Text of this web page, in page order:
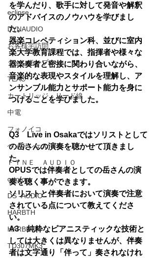
eclipse
DYNAUDIO
お客様宅訪問
ターンテーブル
TEAC
カートリッジ・リード線
中電
フォノイコ
ヘッドシェル
ＦＹＮＥ ＡＵＤＩＯ
ortofon
DS -AUDIO
HARBTH
HARBETH
TD307MK3
を学んだり、歌手に対して発音や解釈
のアドバイスのノウハウを学びまし
た。
器楽コレペティション科、並びに室内
楽大学教育課程では、指揮者や様々な
器楽奏者と密接に関わり合いながら、
音楽的な表現やスタイルを理解し、ア
ンサンブル能力とサポート能力を身に
つけることを学びました。
Q3　Live in Osakaではソリストとして
の岳さんの演奏を聴かせて頂きまし
た。
OPUSでは伴奏者としての岳さんの演
奏を聴く事ができます。
ソリストと伴奏者において演奏で注意
されている点について教えてくださ
い。
A3　純粋なピアニスティックな技術と
しては大きくは異なりませんが、伴奏
者は文字通り「伴って」奏されなけれ